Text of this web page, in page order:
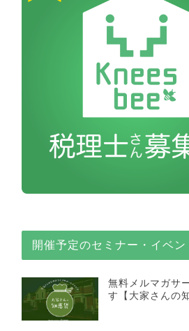
開催予定のセミナー・イベン
無料メルマガサ
す【大家さんの